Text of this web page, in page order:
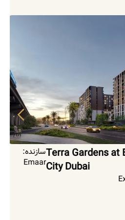
Terra Gardens
City Dubai
سازنده:
Emaar